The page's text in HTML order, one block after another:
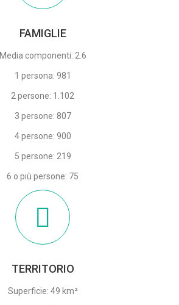
FAMIGLIE
Media componenti: 2.6
1 persona: 981
2 persone: 1.102
3 persone: 807
4 persone: 900
5 persone: 219
6 o più persone: 75
TERRITORIO
Superficie: 49 km²